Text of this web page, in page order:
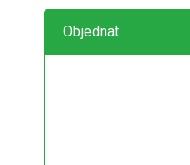
Objednat